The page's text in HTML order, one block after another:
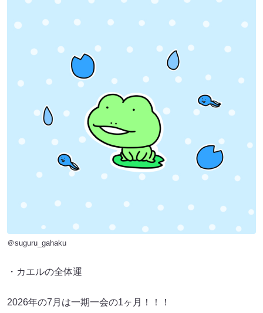
＠suguru_gahaku
・カエルの全体運
2026年の7月は一期一会の1ヶ月！！！